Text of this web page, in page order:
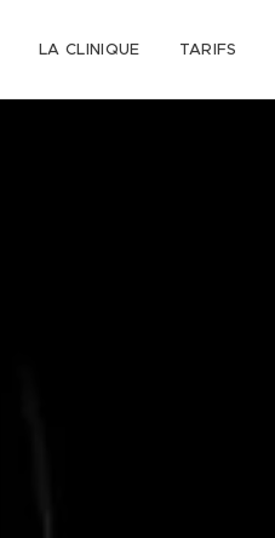
LA CLINIQUE TARIFS